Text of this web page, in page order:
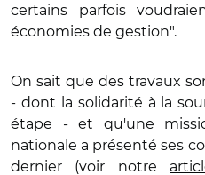
certains parfois
économies de gestion".
On sait que des travaux
- dont la solidarité à la
étape - et qu'une
nationale a présenté ses
dernier (voir notre